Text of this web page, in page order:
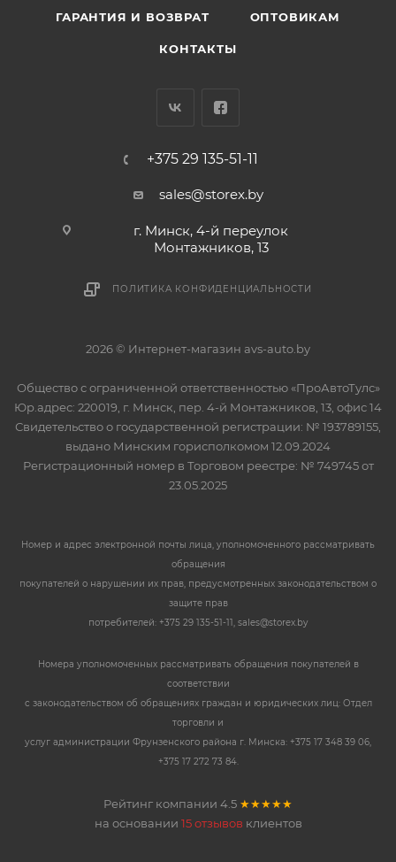
ГАРАНТИЯ И ВОЗВРАТ ОПТОВИКАМ
КОНТАКТЫ
+375 29 135-51-11
sales@storex.by
г. Минск, 4-й переулок
Монтажников, 13
ПОЛИТИКА КОНФИДЕНЦИАЛЬНОСТИ
2026 © Интернет-магазин avs-auto.by
Общество с ограниченной ответственностью «ПроАвтоТулс»
Юр.адрес: 220019, г. Минск, пер. 4-й Монтажников, 13, офис 14
Свидетельство о государственной регистрации: № 193789155,
выдано Минским горисполкомом 12.09.2024
Регистрационный номер в Торговом реестре: № 749745 от
23.05.2025
Номер и адрес электронной почты лица, уполномоченного рассматривать
обращения
покупателей о нарушении их прав, предусмотренных законодательством о
защите прав
потребителей: +375 29 135-51-11, sales@storex.by
Номера уполномоченных рассматривать обращения покупателей в
соответствии
с законодательством об обращениях граждан и юридических лиц: Отдел
торговли и
услуг администрации Фрунзенского района г. Минска: +375 17 348 39 06,
+375 17 272 73 84.
Рейтинг компании 4.5 ★★★★★
на основании 15 отзывов клиентов